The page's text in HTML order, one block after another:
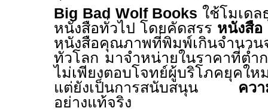
Big Bad Wolf Books ใช้โมเดล
หนังสือทั่วไป โดยคัดสรร หนังสือ
หนังสือคุณภาพที่พิมพ์เกินจำนว
ทั่วโลก มาจำหน่ายในราคาที่ต่ำ
ไม่เพียงตอบโจทย์ผู้บริโภคยุคใ
แต่ยังเป็นการสนับสนุน คว
อย่างแท้จริง